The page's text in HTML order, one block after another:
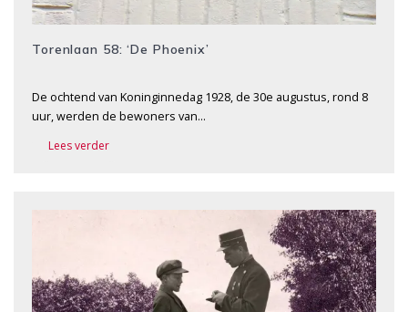
Torenlaan 58: ‘De Phoenix’
De ochtend van Koninginnedag 1928, de 30e augustus, rond 8
uur, werden de bewoners van…
Lees verder